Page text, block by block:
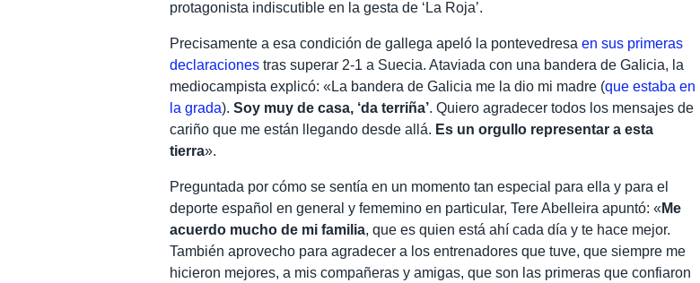
protagonista indiscutible en la gesta de ‘La Roja’.
Precisamente a esa condición de gallega apeló la pontevedresaen sus primeras
declaraciones tras superar 2-1 a Suecia. Ataviada con una bandera de Galicia, la
mediocampista explicó: «La bandera de Galicia me la dio mi madre (que estaba en
la grada).Soy muy de casa, ‘da terriña’. Quiero agradecer todos los mensajes de
cariño que me están llegando desde allá. Es un orgullo representar a esta
tierra».
Preguntada por cómo se sentía en un momento tan especial para ella y para el
deporte español en general y fememino en particular, Tere Abelleira apuntó: « Me
acuerdo mucho de mi familia, que es quien está ahí cada día y te hace mejor.
También aprovecho para agradecer a los entrenadores que tuve, que siempre me
hicieron mejores, a mis compañeras y amigas, que son las primeras que confiaron